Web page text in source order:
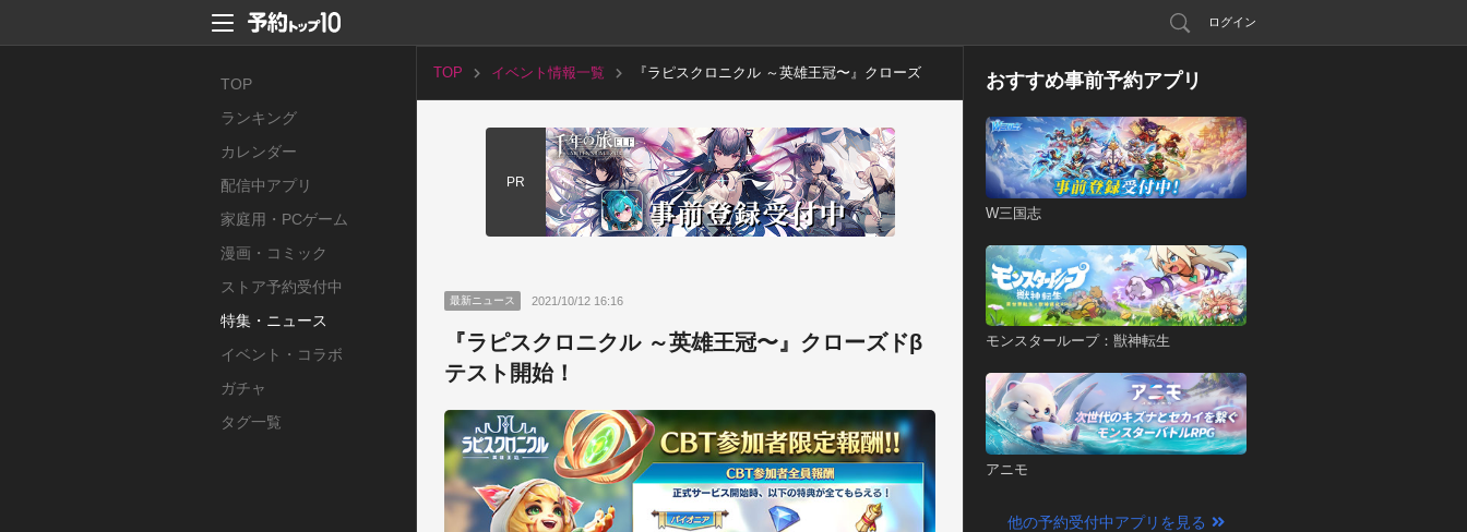
ログイン
TOP
ランキング
カレンダー
配信中アプリ
家庭用・PCゲーム
漫画・コミック
ストア予約受付中
特集・ニュース
イベント・コラボ
ガチャ
タグ一覧
TOP イベント情報一覧
『ラピスクロニクル ～英雄王冠〜』クローズ
PR
最新ニュース 2021/10/12 16:16
『ラピスクロニクル ～英雄王冠〜』クローズドβ
テスト開始！
おすすめ事前予約アプリ
W三国志
モンスターループ：獣神転生
アニモ
他の予約受付中アプリを見る